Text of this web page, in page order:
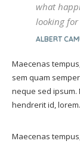
what
looking
ALBERT
Maecenas
sem quam
neque sed ipsum.
hendrerit id, lorem.
Maecenas